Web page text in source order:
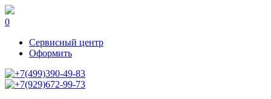
0
Сервисный центр
Оформить
+7(499)390-49-83
+7(929)672-99-73